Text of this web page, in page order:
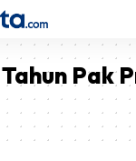
Pak